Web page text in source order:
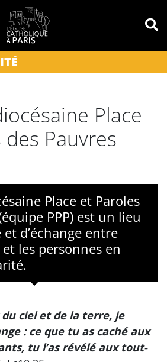
Place
Pauvres
Place et Paroles
PPP) est un lieu
d’échange entre
et les personnes en
du ciel et de la terre, je
: ce que tu as caché aux
tu l’as révélé aux tout-
cookies